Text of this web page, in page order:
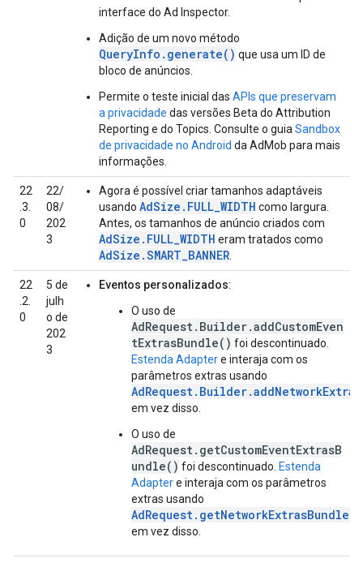
interface do Ad Inspector.
Adição de um novo método
QueryInfo.generate() que usa um ID de
bloco de anúncios.
Permite o teste inicial das APIs que preservam
a privacidade das versões Beta do Attribution
Reporting e do Topics. Consulte o guia Sandbox
de privacidade no Android da AdMob para mais
informações.
22
.3.
0
22/
08/
202
3
Agora é possível criar tamanhos adaptáveis
usando AdSize.FULL_WIDTH como largura.
Antes, os tamanhos de anúncio criados com
AdSize.FULL_WIDTH eram tratados como
AdSize.SMART_BANNER
22
.2.
0
5 de
julh
o de
202
3
Eventos personalizados:
O uso de
AdRequest.Builder.addCustomEven
tExtrasBundle() foi descontinuado.
Estenda Adaptere interaja com os
parâmetros extras usando
em vez disso.
O uso de
AdRequest.getCustomEventExtrasB
undle() foi descontinuado. Estenda
Adaptere interaja com os parâmetros
extras usando
AdRequest.getNetworkExtrasBundle()
em vez disso.